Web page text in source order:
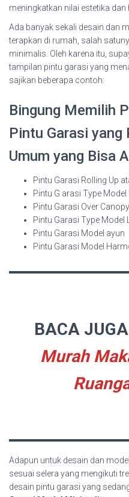
meningkatkan nilai estetika dan
Ada banyak sekali desain dan
terapkan di rumah, salah
minimalis. Oleh karena itu,
tampilan pintu garasi yang
sajikan beberapa contoh:
Bingung Memilih
Pintu Garasi yang
Umum yang Bisa
Pintu Garasi Rolling Up
Pintu G arasi Type
Pintu Garasi Over Canopy
Pintu Garasi Type Model
Pintu Garasi Model ayun
Pintu Garasi Model
BACA
Murah
Adapun untuk desain dan
sesuai selera yang mengikuti
desain pintu garasi yang